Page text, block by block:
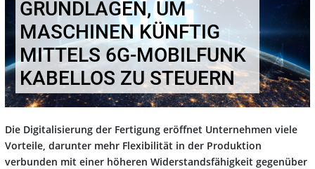
GRUNDLAGEN, UM
MASCHINEN KÜNFTIG
MITTELS 6G-MOBILFUNK
KABELLOS ZU STEUERN
Die Digitalisierung der Fertigung eröffnet Unternehmen viele
Vorteile, darunter mehr Flexibilität in der Produktion
verbunden mit einer höheren Widerstandsfähigkeit gegenüber